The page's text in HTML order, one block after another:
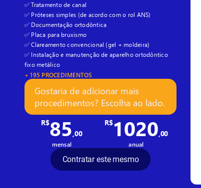
✅ Tratamento de canal
✅ Próteses simples (de acordo com o rol ANS)
✅ Documentação ortodôntica
✅ Placa para bruxismo
✅ Clareamento convencional (gel + moldeira)
✅ Instalação e manutenção de aparelho ortodôntico
fixo metálico
+ 195 PROCEDIMENTOS
Gostaria de adicionar mais
procedimentos? Escolha ao lado.
R$85,00
mensal
R$1020,00
anual
Contratar este mesmo